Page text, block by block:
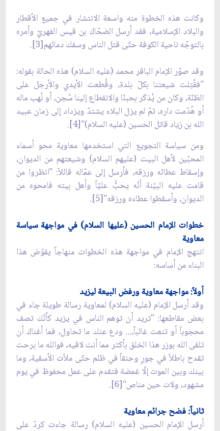
وكانت هذه الخطوة منه واسعة الانتشار في جميع الأقطار
والبلاد الإسلامية، فقد أرسل الضحّاك بن قيس الفهريّ وأمره
بالتوجّه ناحية الكوفة حتّى قتل الناس وسفك دمائهم[3].
وقد صوّر الإمام الباقر محمد (عليه السلام) هذه الحالة بقوله:
"فقُتِلت شيعتنا بكلّ بلدة، وقُطعت الأيدي والأرجل على
الظنّة، وكان من يُذكَر بحبنّا والانقطاع إلينا سُجن، أو نُهب ماله
أو هُدّمت داره، ثمّ لم يزل البلاء يشتدّ ويزداد إلى زمان عبيد
الله بن زياد قاتل الحسين (عليه السلام)"[4].
ومن سياسة التجويع التي استخدمها معاوية محو أسماء
المحبّين لأهل البيت (عليهم السلام) وشيعتهم من الديوان،
وإسقاط عطائه ورزقه، فأرسل إلى عمّاله قائلاً: "انظروا من
قامت عليه البيّنة أنّه يحبُّ عليّاً وأهل بيته فامحوه من
الديوان، وأسقطوا عطاءه ورزقه"[5].
خطوات الإمام الحسين (عليها السلام) في مواجهة سياسة
معاوية
انتهج الإمام في مواجهة هذه الخطوات منهاجاً يقوّض هذا
البناء من أساسه:
أولاً: مواجهة معاوية ورفض البيعة ليزيد
وقد أرسل الإمام (عليه السلام) لمعاوية رسالة طويلة جاء في
بعض مقاطعها: "تريد أن توهم الناس في يزيد كأنّك تصف
محجوباً أو تنعت غائباً،... ودع عنك ما تحاول، فما أغناك أن
تلقى الله بوزر هذا الخلق بأكثر مما أنت لاقيه، فوالله ما برحت
تقدح باطلاً في جورٍ وحنقاً في ظلم حتّى ملأت الأسقية، وما
بينك وبين الموت إلّا غمضة فتقدم على عمل محفوظ في يوم
مشهود، ولات حين مناص"[6].
ثانياً: فضح جرائم معاوية
أرسل الإمام الحسين (عليه السلام) رسالة جاءت كردّ على